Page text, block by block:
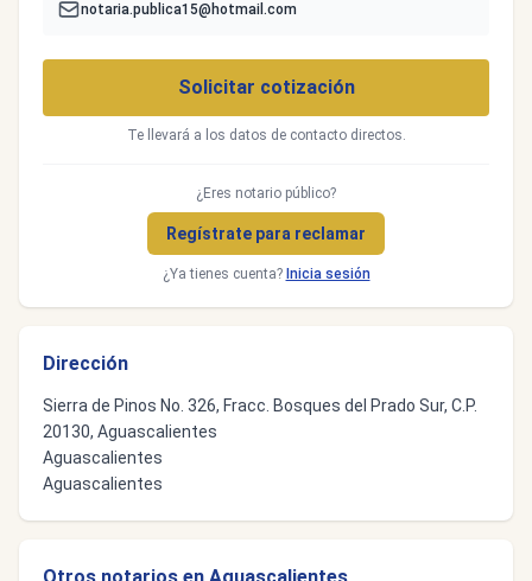
notaria.publica15@hotmail.com
Solicitar cotización
Te llevará a los datos de contacto directos.
¿Eres notario público?
Regístrate para reclamar
¿Ya tienes cuenta? Inicia sesión
Dirección
Sierra de Pinos No. 326, Fracc. Bosques del Prado Sur, C.P.
20130, Aguascalientes
Aguascalientes
Aguascalientes